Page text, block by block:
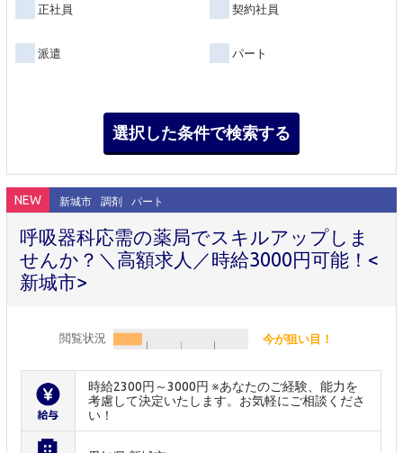
正社員 契約社員
派遣 パート
NEW 新城市 調剤 パート
呼吸器科応需の薬局でスキルアップしま
せんか？＼高額求人／時給3000円可能！<
新城市>
閲覧状況 今が狙い目！
時給2300円～3000円 ※あなたのご経験、能力を
考慮して決定いたします。お気軽にご相談くださ
い！